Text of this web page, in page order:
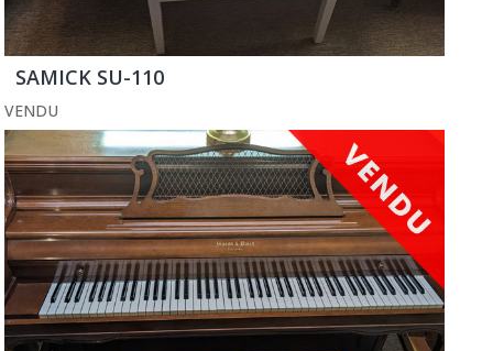
SAMICK SU-110
VENDU